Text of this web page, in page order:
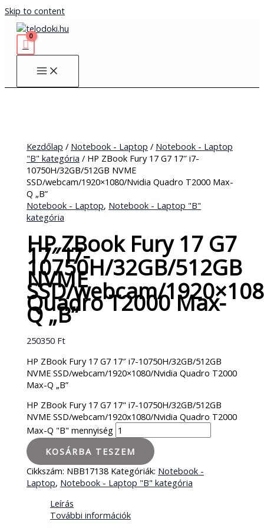
Skip to content
Kezdőlap / Notebook - Laptop / Notebook - Laptop
"B" kategória / HP ZBook Fury 17 G7 17″ i7-
10750H/32GB/512GB NVME
SSD/webcam/1920×1080/Nvidia Quadro T2000 Max-
Q „B”
Notebook - Laptop, Notebook - Laptop "B"
kategória
HP ZBook Fury 17 G7
17″ i7-
10750H/32GB/512GB
NVME
SSD/webcam/
Quadro T2000 Max-
Q „B”
250350 Ft
HP ZBook Fury 17 G7 17″ i7-10750H/32GB/512GB
NVME SSD/webcam/1920×1080/Nvidia Quadro T2000
Max-Q „B”
HP ZBook Fury 17 G7 17" i7-10750H/32GB/512GB
NVME SSD/webcam/1920x1080/Nvidia Quadro T2000
Max-Q "B" mennyiség
KOSÁRBA TESZEM
Cikkszám: NBB17138 Kategóriák: Notebook -
Laptop, Notebook - Laptop "B" kategória
Leírás
További információk